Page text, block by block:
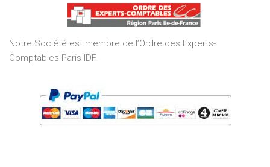
of
5
Notre Société est membre de l’Ordre des Experts-
Comptables Paris IDF.